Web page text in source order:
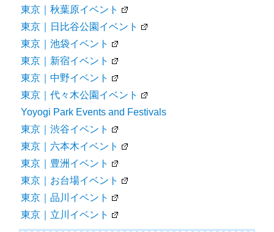
東京｜秋葉原イベント
東京｜日比谷公園イベント
東京｜池袋イベント
東京｜新宿イベント
東京｜中野イベント
東京｜代々木公園イベント
Yoyogi Park Events and Festivals
東京｜渋谷イベント
東京｜六本木イベント
東京｜豊洲イベント
東京｜お台場イベント
東京｜品川イベント
東京｜立川イベント